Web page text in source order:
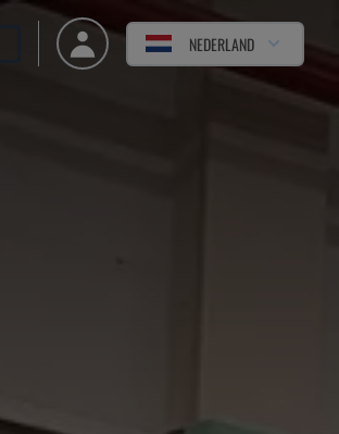
NEDERLAND